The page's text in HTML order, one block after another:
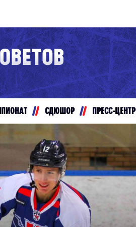
Конференция «Восток»
Дивизион Золотой
Авто
Кузнецкие Медведи
Мамонты Югры
Омские Ястребы
Стальные Лисы
Толпар
Чайка
трансляции
магазин
МХЛ
СДЮШОР ПРЕСС-ЦЕНТР